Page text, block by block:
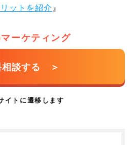
ットを紹介』
ーケティング